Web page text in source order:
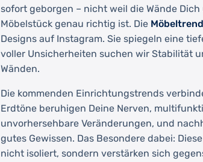
sofort geborgen – nicht weil die Wände
Möbelstück genau richtig ist. Die
Designs auf Instagram. Sie spiegeln eine
voller Unsicherheiten suchen wir Stabilität
Wänden.
Die kommenden Einrichtungstrends
Erdtöne beruhigen Deine Nerven,
unvorhersehbare Veränderungen, und
gutes Gewissen. Das Besondere dabei: Diese
nicht isoliert, sondern verstärken sich